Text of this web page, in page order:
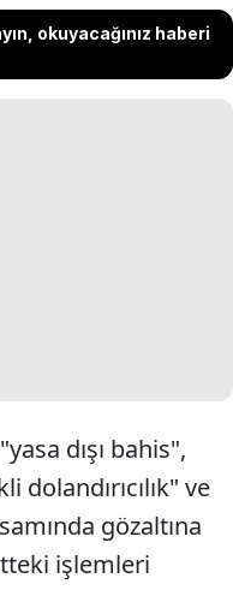
okuyacağınız haberi
dışı bahis",
ve
gözaltına
işlemleri